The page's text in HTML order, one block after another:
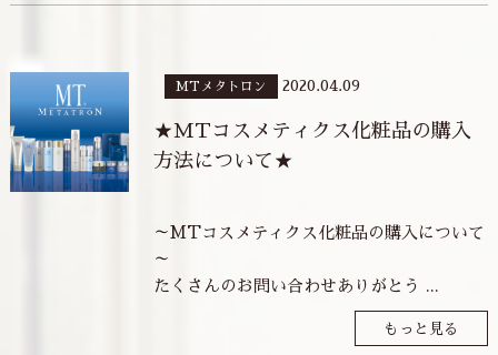
MTメタトロン 2020.04.09
★MTコスメティクス化粧品の購入
方法について★
～MTコスメティクス化粧品の購入について
～
たくさんのお問い合わせありがとう ...
もっと見る